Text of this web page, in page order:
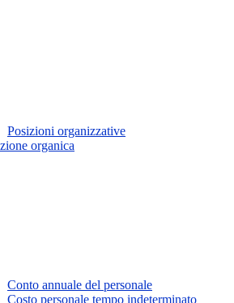
Posizioni organizzative
organica
Conto annuale del personale
Costo personale tempo indeterminato